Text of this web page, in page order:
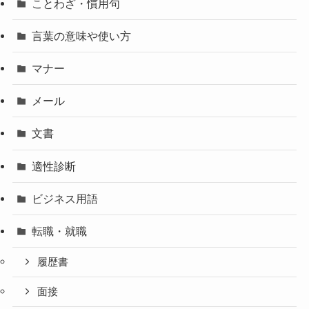
ことわざ・慣用句
言葉の意味や使い方
マナー
メール
文書
適性診断
ビジネス用語
転職・就職
履歴書
面接